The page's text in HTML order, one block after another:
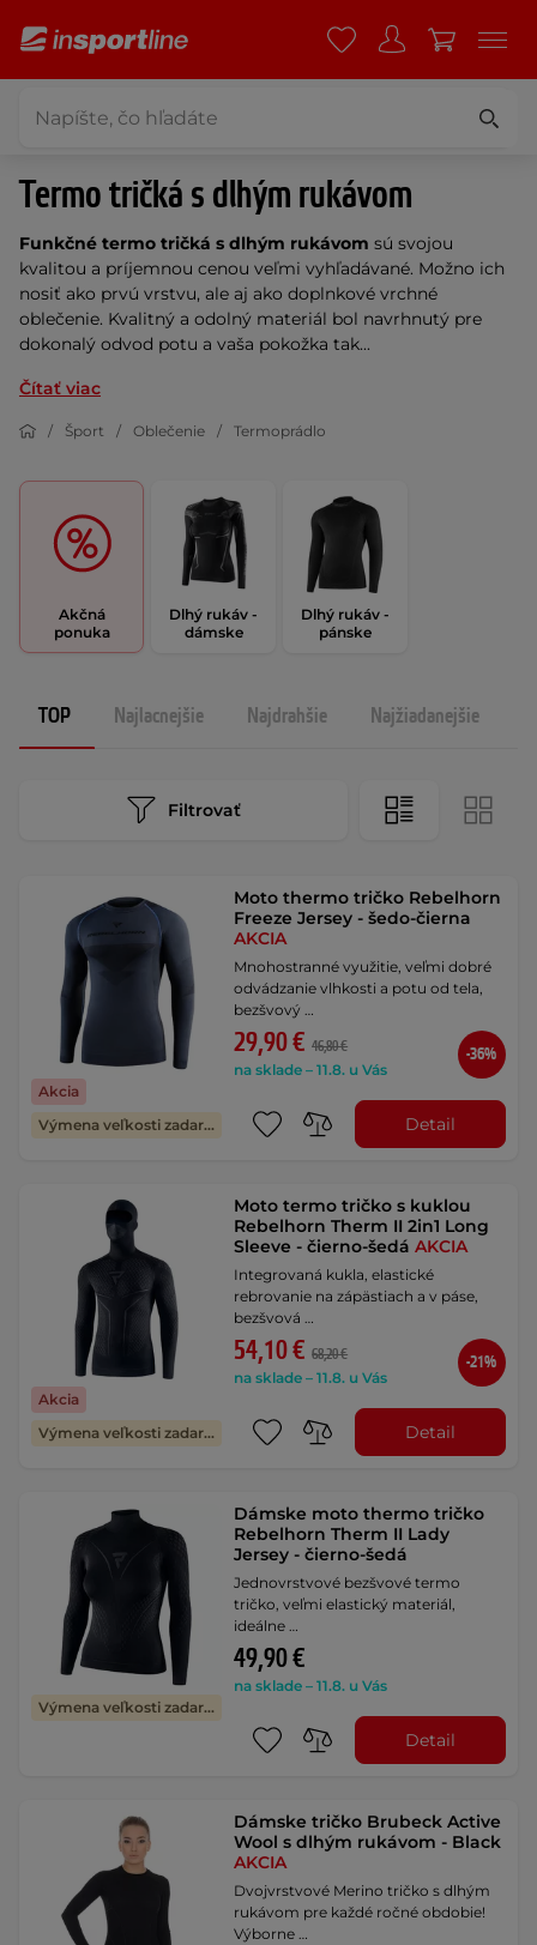
Termo tričká s dlhým rukávom
Funkčné termo tričká s dlhým rukávom sú svojou
kvalitou a príjemnou cenou veľmi vyhľadávané. Možno ich
nosiť ako prvú vrstvu, ale aj ako doplnkové vrchné
oblečenie. Kvalitný a odolný materiál bol navrhnutý pre
dokonalý odvod potu a vaša pokožka tak...
Čítať viac
Šport Oblečenie Termoprádlo
Akčná
ponuka
Dlhý rukáv -
dámske
Dlhý rukáv -
pánske
TOP Najlacnejšie Najdrahšie Najžiadanejšie
Filtrovať
Akcia
Výmena veľkosti zadarmo
Moto thermo tričko Rebelhorn
Freeze Jersey - šedo-čierna
AKCIA
Mnohostranné využitie, veľmi dobré
odvádzanie vlhkosti a potu od tela,
bezšvový …
29,90 € 46,80 €
na sklade – 11.8. u Vás
-36%
Detail
Akcia
Výmena veľkosti zadarmo
Moto termo tričko s kuklou
Rebelhorn Therm II 2in1 Long
Sleeve - čierno-šedáAKCIA
Integrovaná kukla, elastické
rebrovanie na zápästiach a v páse,
bezšvová …
54,10 € 68,20 €
na sklade – 11.8. u Vás
-21%
Detail
Výmena veľkosti zadarmo
Dámske moto thermo tričko
Rebelhorn Therm II Lady
Jersey - čierno-šedá
Jednovrstvové bezšvové termo
tričko, veľmi elastický materiál,
ideálne …
49,90 €
na sklade – 11.8. u Vás
Detail
Dámske tričko Brubeck Active
Wool s dlhým rukávom - Black
AKCIA
Dvojvrstvové Merino tričko s dlhým
rukávom pre každé ročné obdobie!
Výborne …